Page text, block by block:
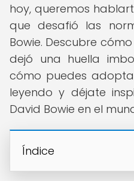
hoy, queremos
que desafió las
Bowie. Descubre
dejó una huella
cómo puedes
leyendo y déjate
David Bowie en el
Índice